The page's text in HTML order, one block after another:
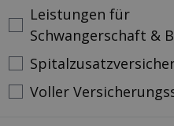
Leistungen für
Schwangerschaft &
Voller